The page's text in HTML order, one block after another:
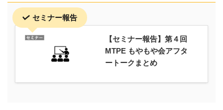
セミナー報告
【セミナー報告】第４回
MTPE もやもや会アフタ
ートークまとめ